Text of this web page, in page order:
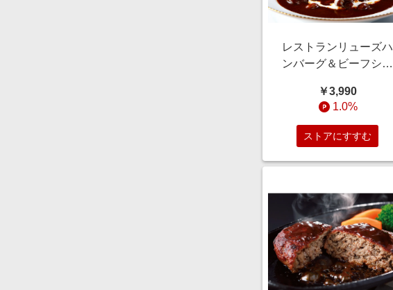
レストランリューズハ
ンバーグ＆ビーフシチ
￥3,990
1.0%
ストアにすすむ